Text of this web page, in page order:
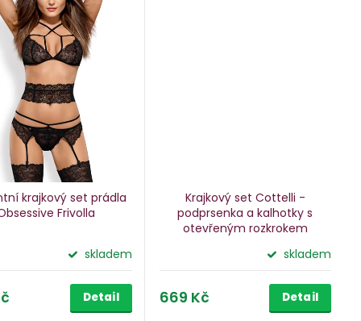
krajkový set prádla
Frivolla
skladem
Detail
Krajkový set Cottelli -
podprsenka a kalhotky s
otevřeným rozkrokem
skladem
669 Kč Detail